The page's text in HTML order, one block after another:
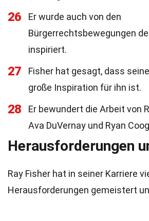
26
Er wurde auch von den
Bürgerrechtsbewegungen
inspiriert.
27
Fisher hat gesagt, dass
große Inspiration für ihn ist.
28
Er bewundert die Arbeit von
Ava DuVernay und Ryan
Herausforderungen
Ray Fisher hat in seiner Karriere
Herausforderungen gemeistert